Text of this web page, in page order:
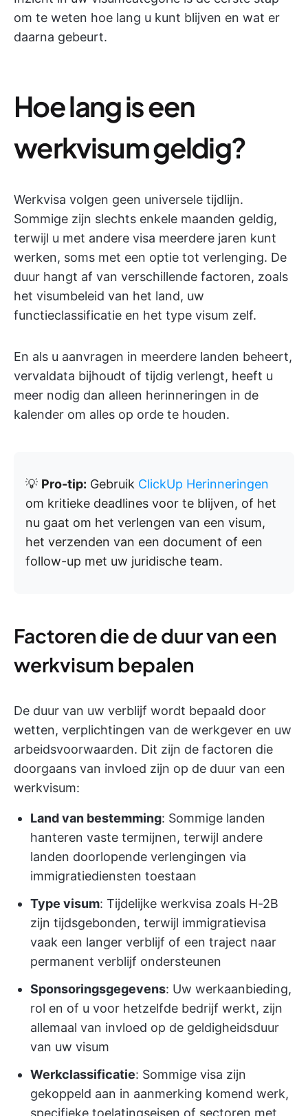
om te weten hoe lang u kunt blijven en wat er
daarna gebeurt.
Hoe lang is een
werkvisum geldig?
Werkvisa volgen geen universele tijdlijn.
Sommige zijn slechts enkele maanden geldig,
terwijl u met andere visa meerdere jaren kunt
werken, soms met een optie tot verlenging. De
duur hangt af van verschillende factoren, zoals
het visumbeleid van het land, uw
functieclassificatie en het type visum zelf.
En als u aanvragen in meerdere landen beheert,
vervaldata bijhoudt of tijdig verlengt, heeft u
meer nodig dan alleen herinneringen in de
kalender om alles op orde te houden.
💡 Pro-tip: Gebruik ClickUp Herinneringen
om kritieke deadlines voor te blijven, of het
nu gaat om het verlengen van een visum,
het verzenden van een document of een
follow-up met uw juridische team.
Factoren die de duur van een
werkvisum bepalen
De duur van uw verblijf wordt bepaald door
wetten, verplichtingen van de werkgever en uw
arbeidsvoorwaarden. Dit zijn de factoren die
doorgaans van invloed zijn op de duur van een
werkvisum:
Land van bestemming: Sommige landen
hanteren vaste termijnen, terwijl andere
landen doorlopende verlengingen via
immigratiediensten toestaan
Type visum: Tijdelijke werkvisa zoals H-2B
zijn tijdsgebonden, terwijl immigratievisa
vaak een langer verblijf of een traject naar
permanent verblijf ondersteunen
Sponsoringsgegevens: Uw werkaanbieding,
rol en of u voor hetzelfde bedrijf werkt, zijn
allemaal van invloed op de geldigheidsduur
van uw visum
Werkclassificatie: Sommige visa zijn
gekoppeld aan in aanmerking komend werk,
specifieke toelatingseisen of sectoren met